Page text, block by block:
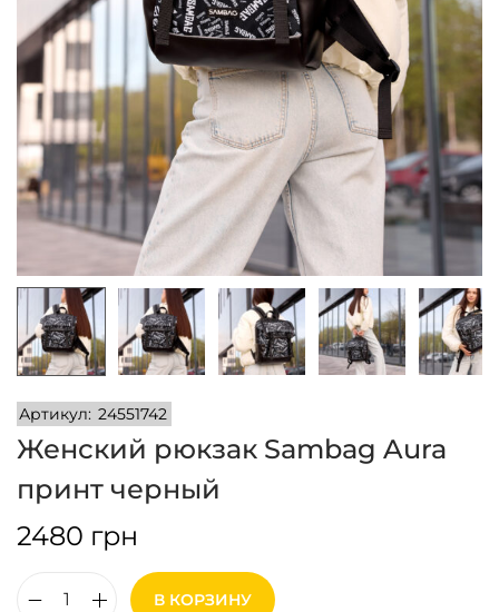
и
и
м
о
м
Артикул: 24551742
Женский рюкзак Sambag Aura
принт черный
2480 грн
В КОРЗИНУ